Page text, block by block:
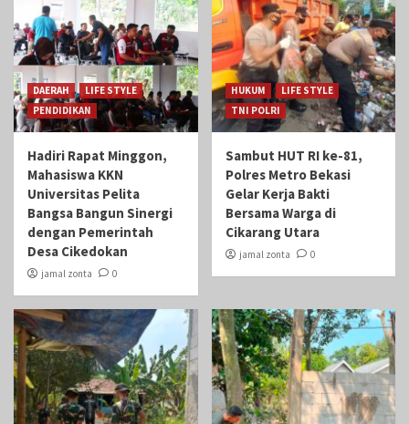
DAERAH
LIFE STYLE
PENDIDIKAN
Hadiri Rapat Minggon,
Mahasiswa KKN
Universitas Pelita
Bangsa Bangun Sinergi
dengan Pemerintah
Desa Cikedokan
jamal zonta 0
HUKUM
LIFE STYLE
TNI POLRI
Sambut HUT RI ke-81,
Polres Metro Bekasi
Gelar Kerja Bakti
Bersama Warga di
Cikarang Utara
jamal zonta 0